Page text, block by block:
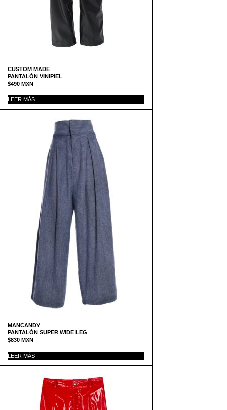
CUSTOM MADE
PANTALÓN VINIPIEL
$490 MXN
LEER MÁS
MANCANDY
PANTALÓN SUPER WIDE LEG
$830 MXN
LEER MÁS